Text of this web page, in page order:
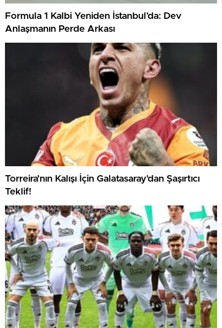
Formula 1 Kalbi Yeniden İstanbul’da: Dev
Anlaşmanın Perde Arkası
Torreira’nın Kalışı İçin Galatasaray’dan Şaşırtıcı
Teklif!